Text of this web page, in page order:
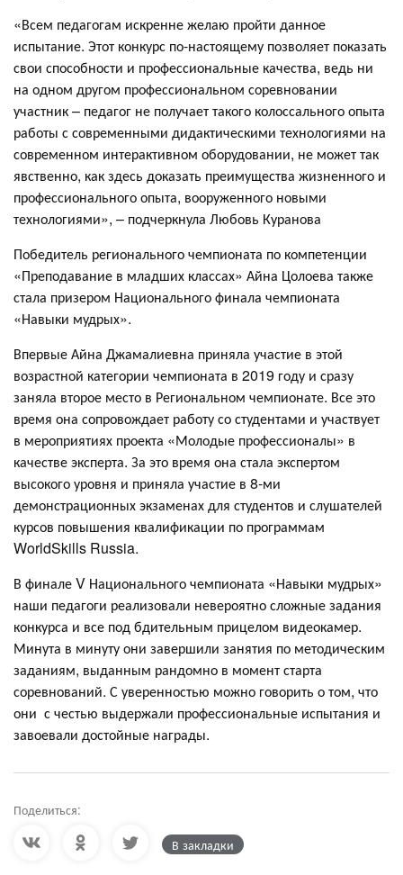
«Всем педагогам искренне желаю пройти данное
испытание. Этот конкурс по-настоящему позволяет показать
свои способности и профессиональные качества, ведь ни
на одном другом профессиональном соревновании
участник – педагог не получает такого колоссального опыта
работы с современными дидактическими технологиями на
современном интерактивном оборудовании, не может так
явственно, как здесь доказать преимущества жизненного и
профессионального опыта, вооруженного новыми
технологиями», – подчеркнула Любовь Куранова
Победитель регионального чемпионата по компетенции
«Преподавание в младших классах» Айна Цолоева также
стала призером Национального финала чемпионата
«Навыки мудрых».
Впервые Айна Джамалиевна приняла участие в этой
возрастной категории чемпионата в 2019 году и сразу
заняла второе место в Региональном чемпионате. Все это
время она сопровождает работу со студентами и участвует
в мероприятиях проекта «Молодые профессионалы» в
качестве эксперта. За это время она стала экспертом
высокого уровня и приняла участие в 8-ми
демонстрационных экзаменах для студентов и слушателей
курсов повышения квалификации по программам
WorldSkills Russia.
В финале V Национального чемпионата «Навыки мудрых»
наши педагоги реализовали невероятно сложные задания
конкурса и все под бдительным прицелом видеокамер.
Минута в минуту они завершили занятия по методическим
заданиям, выданным рандомно в момент старта
соревнований. С уверенностью можно говорить о том, что
они с честью выдержали профессиональные испытания и
завоевали достойные награды.
Поделиться:
В закладки